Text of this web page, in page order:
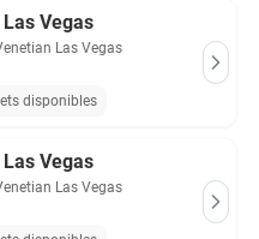
Vegas
Las Vegas
disponibles
Vegas
Las Vegas